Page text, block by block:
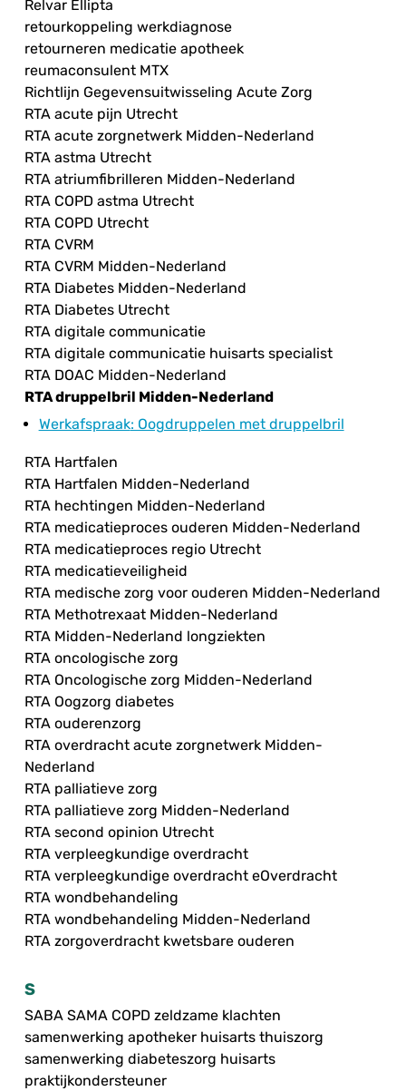
Relvar Ellipta
retourkoppeling werkdiagnose
retourneren medicatie apotheek
reumaconsulent MTX
Richtlijn Gegevensuitwisseling Acute Zorg
RTA acute pijn Utrecht
RTA acute zorgnetwerk Midden-Nederland
RTA astma Utrecht
RTA atriumfibrilleren Midden-Nederland
RTA COPD astma Utrecht
RTA COPD Utrecht
RTA CVRM
RTA CVRM Midden-Nederland
RTA Diabetes Midden-Nederland
RTA Diabetes Utrecht
RTA digitale communicatie
RTA digitale communicatie huisarts specialist
RTA DOAC Midden-Nederland
RTA druppelbril Midden-Nederland
Werkafspraak: Oogdruppelen met druppelbril
RTA Hartfalen
RTA Hartfalen Midden-Nederland
RTA hechtingen Midden-Nederland
RTA medicatieproces ouderen Midden-Nederland
RTA medicatieproces regio Utrecht
RTA medicatieveiligheid
RTA medische zorg voor ouderen Midden-Nederland
RTA Methotrexaat Midden-Nederland
RTA Midden-Nederland longziekten
RTA oncologische zorg
RTA Oncologische zorg Midden-Nederland
RTA Oogzorg diabetes
RTA ouderenzorg
RTA overdracht acute zorgnetwerk Midden-
Nederland
RTA palliatieve zorg
RTA palliatieve zorg Midden-Nederland
RTA second opinion Utrecht
RTA verpleegkundige overdracht
RTA verpleegkundige overdracht eOverdracht
RTA wondbehandeling
RTA wondbehandeling Midden-Nederland
RTA zorgoverdracht kwetsbare ouderen
S
SABA SAMA COPD zeldzame klachten
samenwerking apotheker huisarts thuiszorg
samenwerking diabeteszorg huisarts
praktijkondersteuner